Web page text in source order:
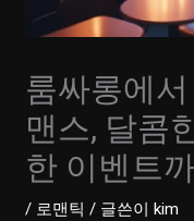
룸싸롱에
맨스, 달콤
한 이벤트
/ 로맨틱 / 글쓴이kim